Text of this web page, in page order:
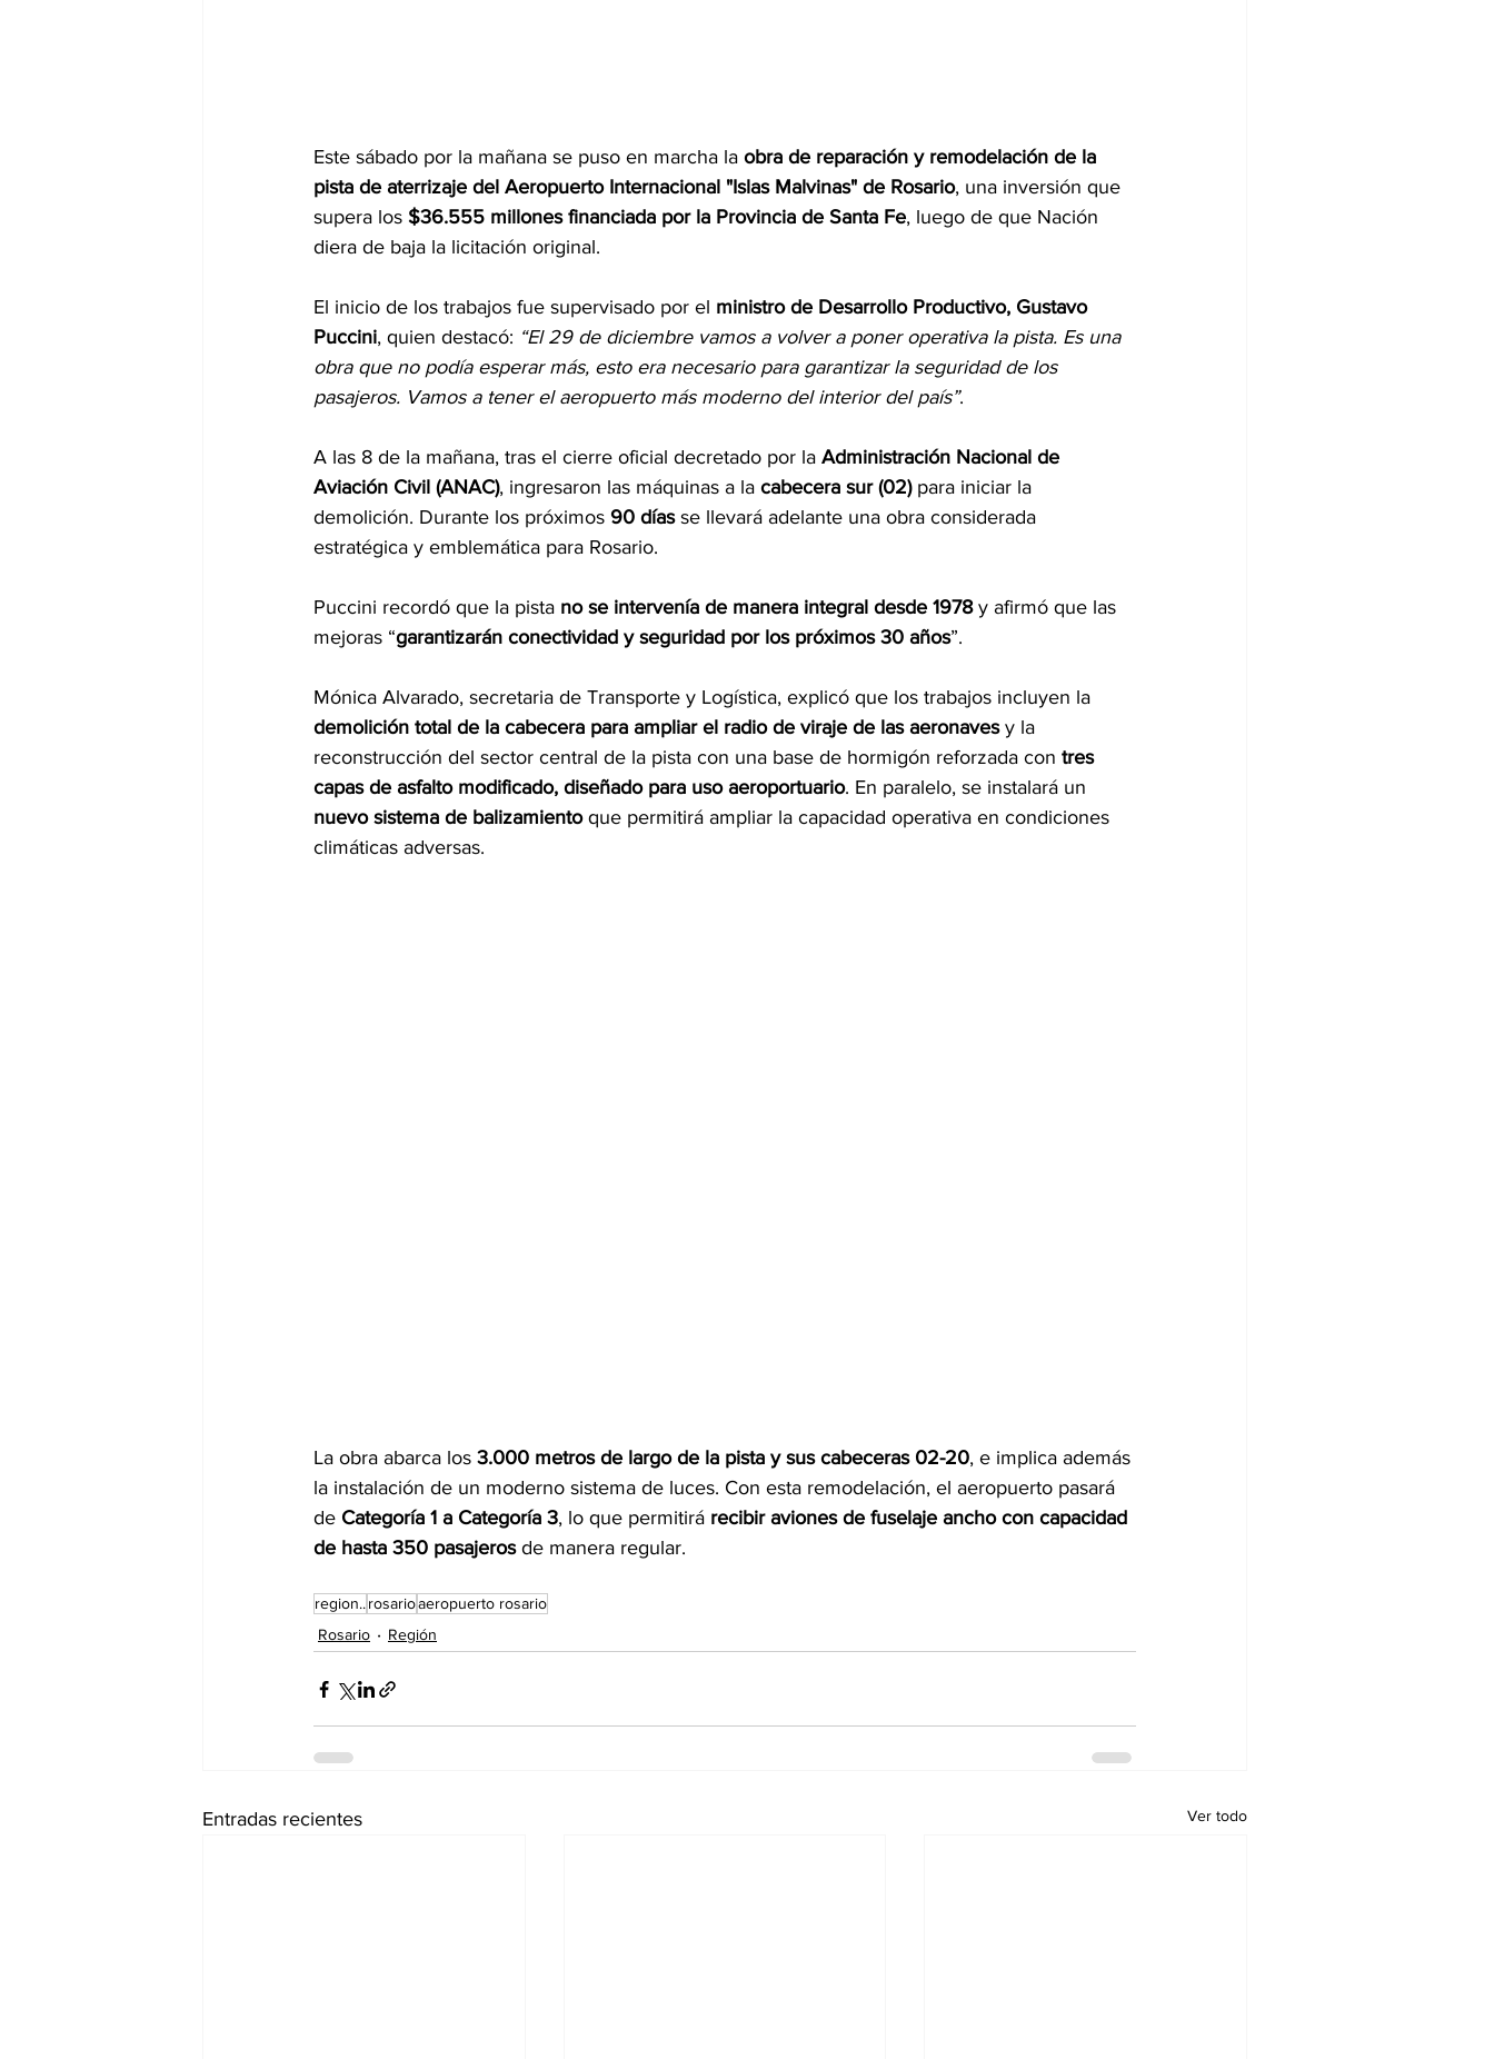
Este sábado por la mañana se puso en marcha la obra de reparación y remodelación de la
pista de aterrizaje del Aeropuerto Internacional "Islas Malvinas" de Rosario, una inversión que
supera los $36.555 millones financiada por la Provincia de Santa Fe, luego de que Nación
diera de baja la licitación original.
El inicio de los trabajos fue supervisado por el ministro de Desarrollo Productivo, Gustavo
Puccini, quien destacó: “El 29 de diciembre vamos a volver a poner operativa la pista. Es una
obra que no podía esperar más, esto era necesario para garantizar la seguridad de los
pasajeros. Vamos a tener el aeropuerto más moderno del interior del país”.
A las 8 de la mañana, tras el cierre oficial decretado por la Administración Nacional de
Aviación Civil (ANAC), ingresaron las máquinas a la cabecera sur (02) para iniciar la
demolición. Durante los próximos 90 días se llevará adelante una obra considerada
estratégica y emblemática para Rosario.
Puccini recordó que la pista no se intervenía de manera integral desde 1978 y afirmó que las
mejoras “garantizarán conectividad y seguridad por los próximos 30 años”.
Mónica Alvarado, secretaria de Transporte y Logística, explicó que los trabajos incluyen la
demolición total de la cabecera para ampliar el radio de viraje de las aeronaves y la
reconstrucción del sector central de la pista con una base de hormigón reforzada con tres
capas de asfalto modificado, diseñado para uso aeroportuario. En paralelo, se instalará un
nuevo sistema de balizamiento que permitirá ampliar la capacidad operativa en condiciones
climáticas adversas.
La obra abarca los 3.000 metros de largo de la pista y sus cabeceras 02-20, e implica además
la instalación de un moderno sistema de luces. Con esta remodelación, el aeropuerto pasará
de Categoría 1 a Categoría 3, lo que permitirá recibir aviones de fuselaje ancho con capacidad
de hasta 350 pasajeros de manera regular.
region.. rosarioaeropuerto rosario
Rosario
Región
Entradas recientes Ver todo